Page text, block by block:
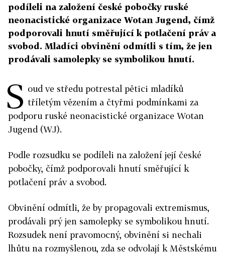
podíleli na založení české pobočky ruské
neonacistické organizace Wotan Jugend, čímž
podporovali hnutí směřující k potlačení práv a
svobod. Mladíci obvinění odmítli s tím, že jen
prodávali samolepky se symbolikou hnutí.
S oud ve středu potrestal pětici mladíků
tříletým vězením a čtyřmi podmínkami za
podporu ruské neonacistické organizace Wotan
Jugend (WJ).
Podle rozsudku se podíleli na založení její české
pobočky, čímž podporovali hnutí směřující k
potlačení práv a svobod.
Obvinění odmítli, že by propagovali extremismus,
prodávali prý jen samolepky se symbolikou hnutí.
Rozsudek není pravomocný, obvinění si nechali
lhůtu na rozmyšlenou, zda se odvolají k Městskému